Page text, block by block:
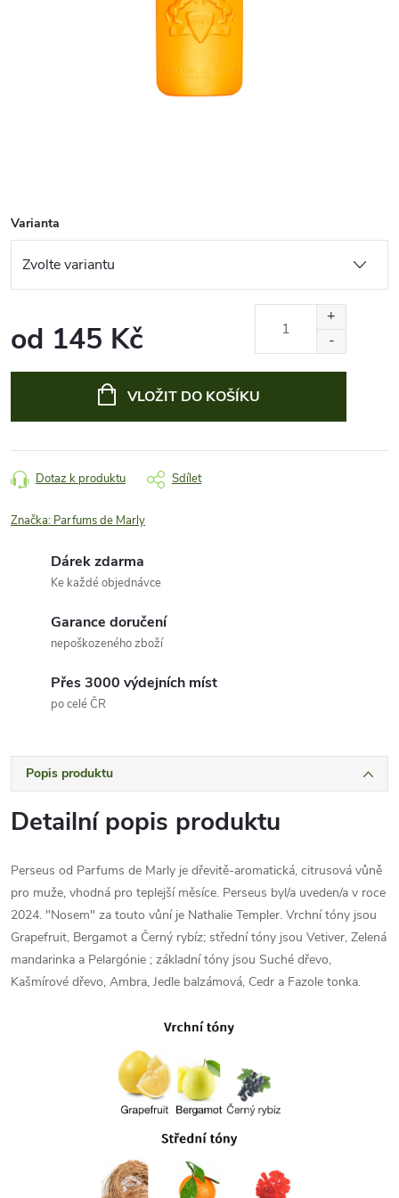
Varianta
od 145 Kč
VLOŽIT DO KOŠÍKU
Dotaz k produktu Sdílet
Značka: Parfums de Marly
Dárek zdarma
Ke každé objednávce
Garance doručení
nepoškozeného zboží
Přes 3000 výdejních míst
po celé ČR
Popis produktu
Detailní popis produktu
Perseus od Parfums de Marly je dřevitě-aromatická, citrusová vůně
pro muže, vhodná pro teplejší měsíce. Perseus byl/a uveden/a v roce
2024. "Nosem" za touto vůní je Nathalie Templer. Vrchní tóny jsou
Grapefruit, Bergamot a Černý rybíz; střední tóny jsou Vetiver, Zelená
mandarinka a Pelargónie ; základní tóny jsou Suché dřevo,
Kašmírové dřevo, Ambra, Jedle balzámová, Cedr a Fazole tonka.